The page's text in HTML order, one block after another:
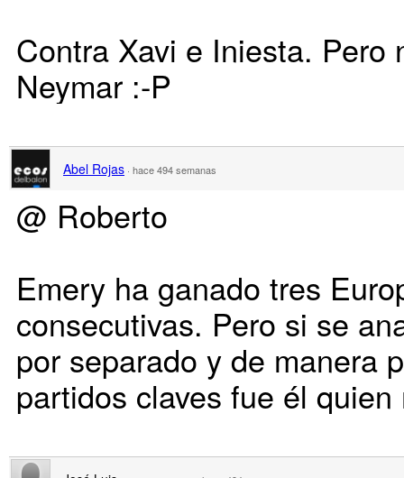
Contra Xavi e Iniesta. Pero
Neymar :-P
Abel Rojas · hace 494 semanas
@ Roberto
Emery ha ganado tres
consecutivas. Pero si se
por separado y de manera
partidos claves fue él